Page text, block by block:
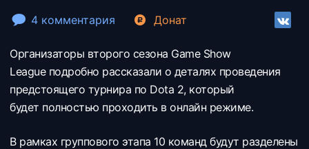
4 комментария Донат
Организаторы второго сезона Game Show
League подробно рассказали о деталях проведения
предстоящего турнира по Dota 2, который
будет полностью проходить в онлайн режиме.
В рамках группового этапа 10 команд будут разделены